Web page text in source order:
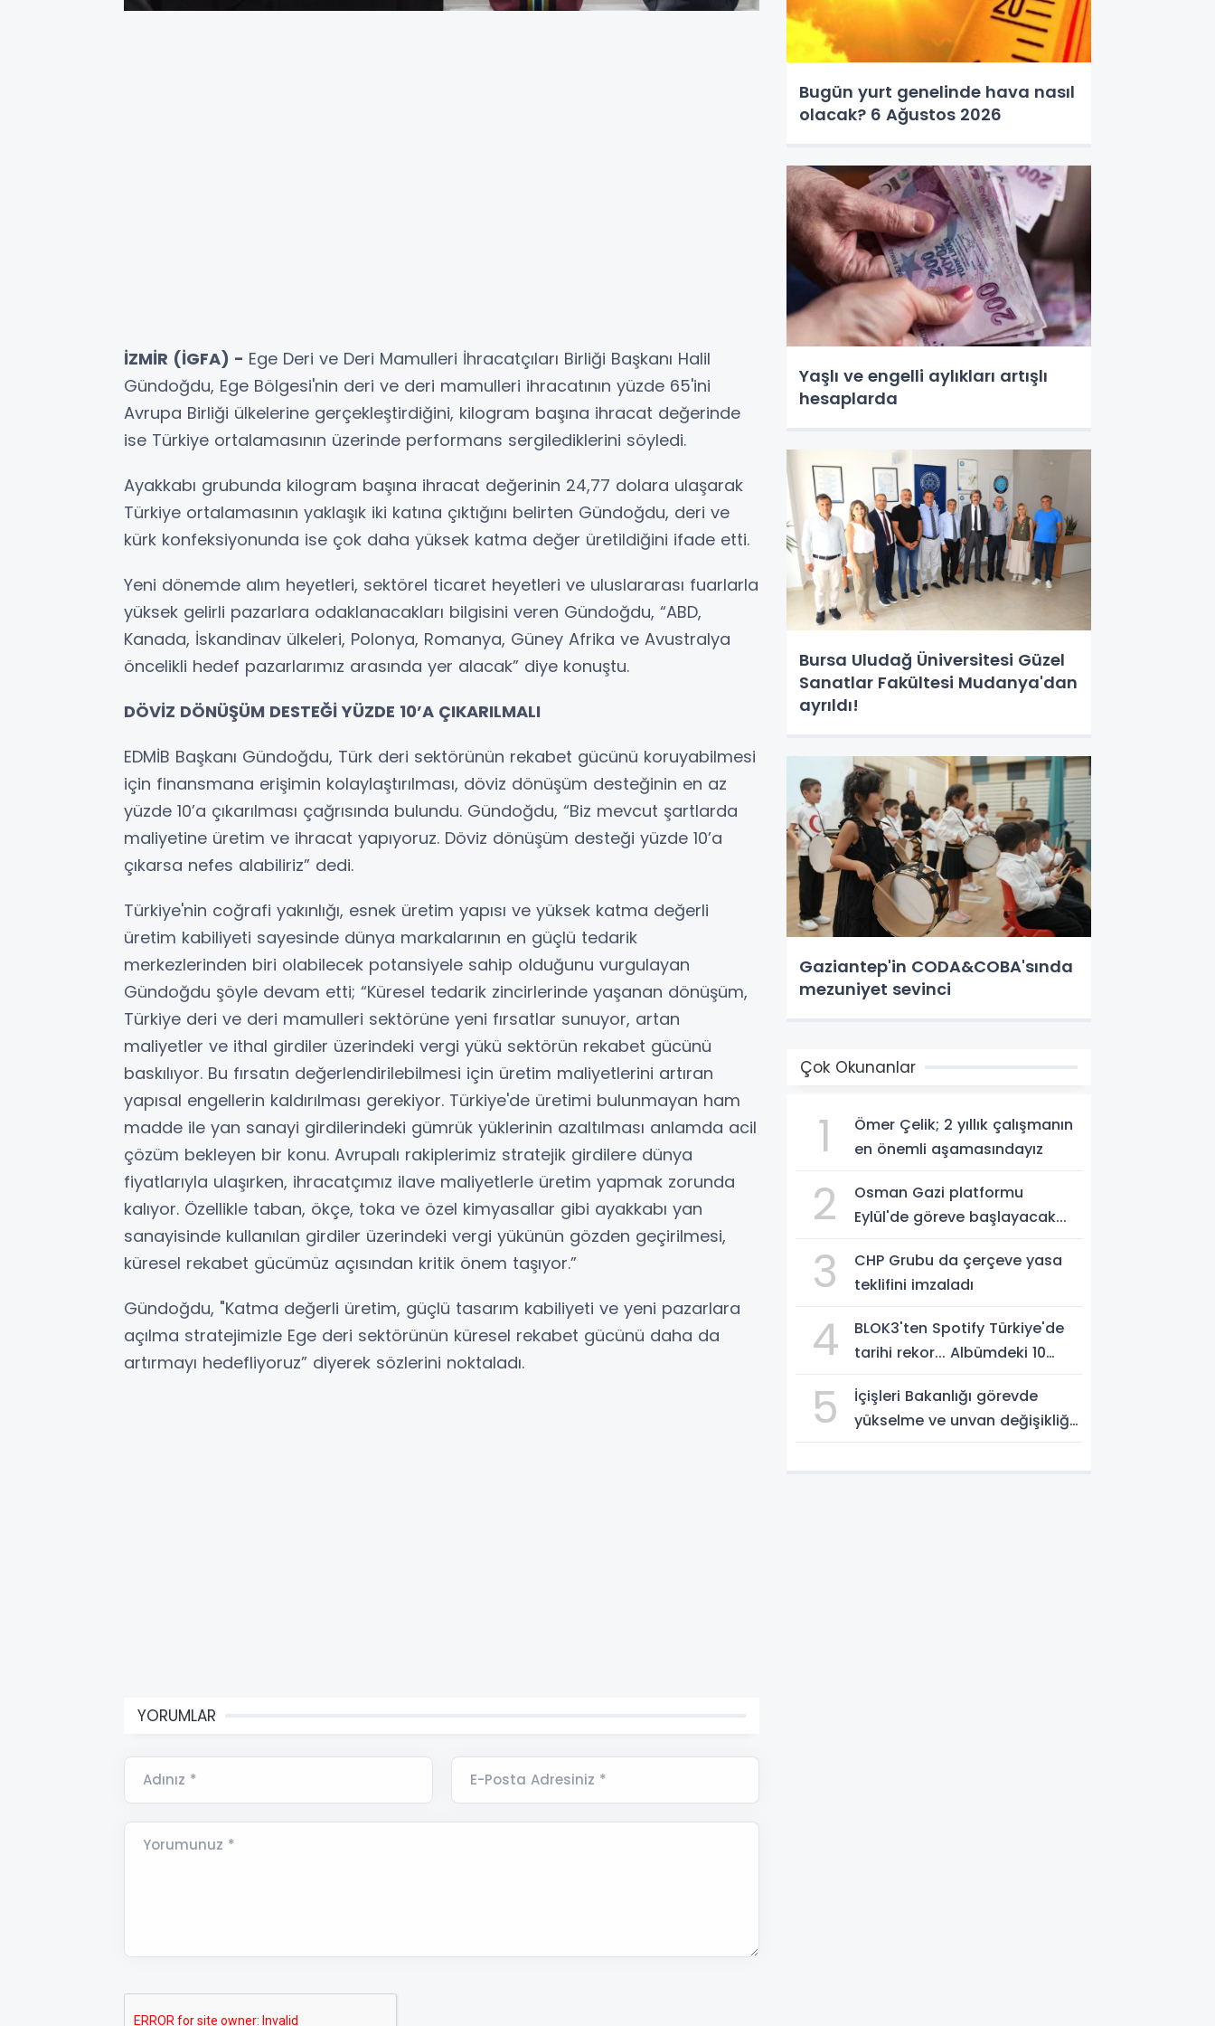
İZMİR (İGFA) - Ege Deri ve Deri Mamulleri İhracatçıları Birliği Başkanı Halil
Gündoğdu, Ege Bölgesi'nin deri ve deri mamulleri ihracatının yüzde 65'ini
Avrupa Birliği ülkelerine gerçekleştirdiğini, kilogram başına ihracat değerinde
ise Türkiye ortalamasının üzerinde performans sergilediklerini söyledi.
Ayakkabı grubunda kilogram başına ihracat değerinin 24,77 dolara ulaşarak
Türkiye ortalamasının yaklaşık iki katına çıktığını belirten Gündoğdu, deri ve
kürk konfeksiyonunda ise çok daha yüksek katma değer üretildiğini ifade etti.
Yeni dönemde alım heyetleri, sektörel ticaret heyetleri ve uluslararası fuarlarla
yüksek gelirli pazarlara odaklanacakları bilgisini veren Gündoğdu, “ABD,
Kanada, İskandinav ülkeleri, Polonya, Romanya, Güney Afrika ve Avustralya
öncelikli hedef pazarlarımız arasında yer alacak” diye konuştu.
DÖVİZ DÖNÜŞÜM DESTEĞİ YÜZDE 10’A ÇIKARILMALI
EDMİB Başkanı Gündoğdu, Türk deri sektörünün rekabet gücünü koruyabilmesi
için finansmana erişimin kolaylaştırılması, döviz dönüşüm desteğinin en az
yüzde 10’a çıkarılması çağrısında bulundu. Gündoğdu, “Biz mevcut şartlarda
maliyetine üretim ve ihracat yapıyoruz. Döviz dönüşüm desteği yüzde 10’a
çıkarsa nefes alabiliriz” dedi.
Türkiye'nin coğrafi yakınlığı, esnek üretim yapısı ve yüksek katma değerli
üretim kabiliyeti sayesinde dünya markalarının en güçlü tedarik
merkezlerinden biri olabilecek potansiyele sahip olduğunu vurgulayan
Gündoğdu şöyle devam etti; “Küresel tedarik zincirlerinde yaşanan dönüşüm,
Türkiye deri ve deri mamulleri sektörüne yeni fırsatlar sunuyor, artan
maliyetler ve ithal girdiler üzerindeki vergi yükü sektörün rekabet gücünü
baskılıyor. Bu fırsatın değerlendirilebilmesi için üretim maliyetlerini artıran
yapısal engellerin kaldırılması gerekiyor. Türkiye'de üretimi bulunmayan ham
madde ile yan sanayi girdilerindeki gümrük yüklerinin azaltılması anlamda acil
çözüm bekleyen bir konu. Avrupalı rakiplerimiz stratejik girdilere dünya
fiyatlarıyla ulaşırken, ihracatçımız ilave maliyetlerle üretim yapmak zorunda
kalıyor. Özellikle taban, ökçe, toka ve özel kimyasallar gibi ayakkabı yan
sanayisinde kullanılan girdiler üzerindeki vergi yükünün gözden geçirilmesi,
küresel rekabet gücümüz açısından kritik önem taşıyor.”
Gündoğdu, "Katma değerli üretim, güçlü tasarım kabiliyeti ve yeni pazarlara
açılma stratejimizle Ege deri sektörünün küresel rekabet gücünü daha da
artırmayı hedefliyoruz” diyerek sözlerini noktaladı.
YORUMLAR
Adınız * E-Posta Adresiniz *
Yorumunuz *
Bugün yurt genelinde hava nasıl
olacak? 6 Ağustos 2026
Yaşlı ve engelli aylıkları artışlı
hesaplarda
Bursa Uludağ Üniversitesi Güzel
Sanatlar Fakültesi Mudanya'dan
ayrıldı!
Gaziantep'in CODA&COBA'sında
mezuniyet sevinci
Çok Okunanlar
1
Ömer Çelik; 2 yıllık çalışmanın
en önemli aşamasındayız
2
Osman Gazi platformu
Eylül'de göreve başlayacak...
3
CHP Grubu da çerçeve yasa
teklifini imzaladı
4
BLOK3'ten Spotify Türkiye'de
tarihi rekor... Albümdeki 10
girdi
5
İçişleri Bakanlığı görevde
yükselme ve unvan değişikliği